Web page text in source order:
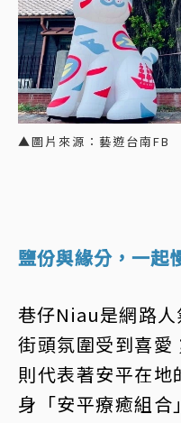
▲圖片來源：藝遊台南FB
鹽份與緣分，一起
巷仔Niau是網路人
街頭氛圍受到喜愛
則代表著安平在
身「安平療癒組